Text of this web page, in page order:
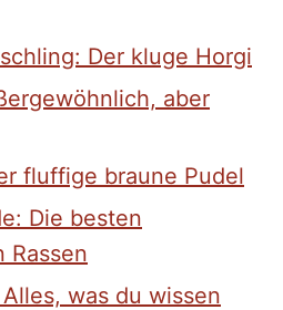
Der kluge Horgi
aber
fluffige braune Pudel
Die besten
Rassen
was du wissen